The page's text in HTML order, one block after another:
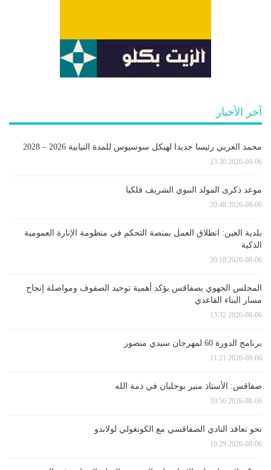
آخر الأخبار
محمد الغربي رئيسا جديدا لهيكل سوسيوس للمدة النيابية 2026 – 2028
2026-08-06 23:30
موعد ذكرى المولد النبوي الشريف فلكيا
2026-08-06 20:48
بلدية العين: انطلاق العمل بمنصة التحكم في منظومة الإنارة العمومية
الذكية
2026-08-06 20:10
المجلس الجهوي بصفاقس يؤكد أهمية توحيد الصفوف ومواصلة إنجاح
مسار البناء القاعدي
2026-08-06 13:32
برنامج الدورة 60 لمهرجان سيدي منصور
2026-08-06 11:21
صفاقس: الأستاذ منير بوجلبان في ذمة الله
2026-08-06 10:56
نحو تعاقد النادي الصفاقسي مع الكونغولي لولاندو
2026-08-06 10:29